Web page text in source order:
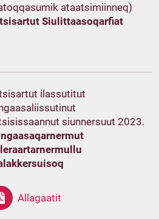
ataatsimiinneq)
Siulittaasoqarfiat
ilassutitut
siunnersuut 2023.
Allagaatit